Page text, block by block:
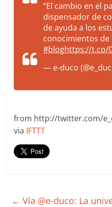
“El cambio en el
dispensador de
de ayuda a los
conocimientos
#bloghttps://t.co/
— e-duco
from http://twitter.com/
via IFTTT
← Vía @e-duco: La